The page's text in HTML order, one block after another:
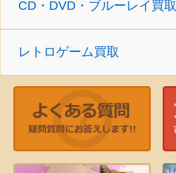
CD・DVD・ブルーレイ買取
レトロゲーム買取